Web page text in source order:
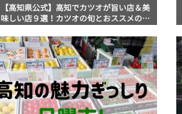
【高知県公式】高知でカツオが旨い店＆美
味しい店９選！カツオの旬とおススメのお